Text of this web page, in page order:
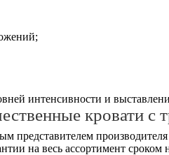
интенсивности и
кровати
представителем
на весь ассортимент